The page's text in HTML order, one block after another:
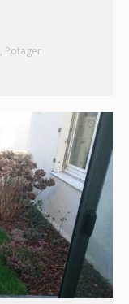
, Potager